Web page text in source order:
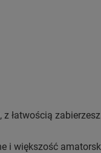
łatwością
i większość